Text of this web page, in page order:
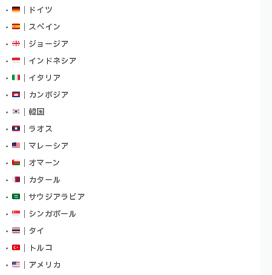
｜ドイツ
｜スペイン
｜ジョージア
｜インドネシア
｜イタリア
｜カンボジア
｜韓国
｜ラオス
｜マレーシア
｜オマーン
｜カタール
｜サウジアラビア
｜シンガポール
｜タイ
｜トルコ
｜アメリカ